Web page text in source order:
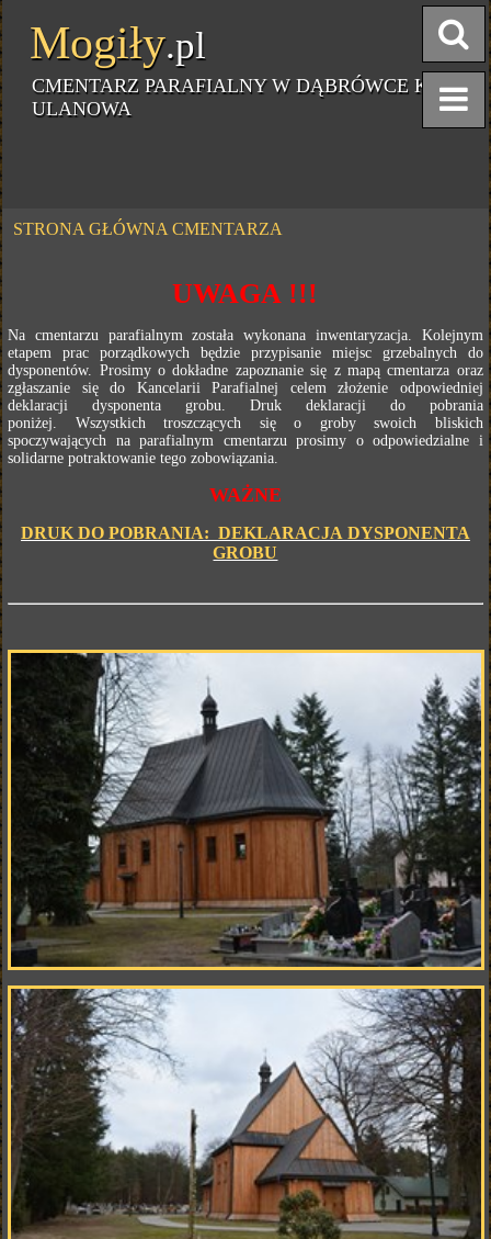
Mogiły.pl
CMENTARZ PARAFIALNY W DĄBRÓWCE K.
ULANOWA
STRONA GŁÓWNA CMENTARZA
UWAGA !!!
Na cmentarzu parafialnym została wykonana inwentaryzacja. Kolejnym
etapem prac porządkowych będzie przypisanie miejsc grzebalnych do
dysponentów. Prosimy o dokładne zapoznanie się z mapą cmentarza oraz
zgłaszanie się do Kancelarii Parafialnej celem złożenie odpowiedniej
deklaracji dysponenta grobu. Druk deklaracji do pobrania
poniżej. Wszystkich troszczących się o groby swoich bliskich
spoczywających na parafialnym cmentarzu prosimy o odpowiedzialne i
solidarne potraktowanie tego zobowiązania.
WAŻNE
DRUK DO POBRANIA: DEKLARACJA DYSPONENTA
GROBU